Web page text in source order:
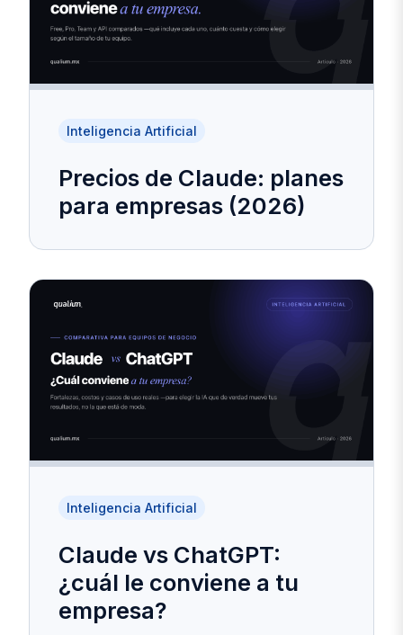
Inteligencia Artificial
Precios de Claude: planes
para empresas (2026)
Inteligencia Artificial
Claude vs ChatGPT:
¿cuál le conviene a tu
empresa?